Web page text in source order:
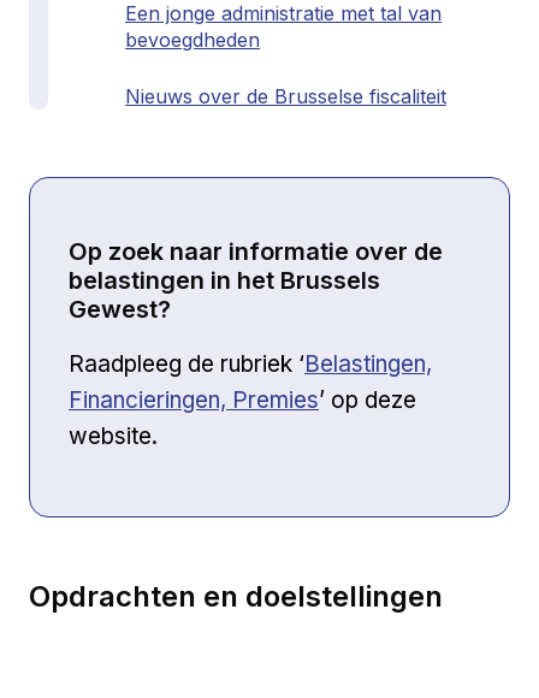
Een jonge administratie met tal van
bevoegdheden
Nieuws over de Brusselse fiscaliteit
Op zoek naar informatie over de
belastingen in het Brussels
Gewest?
Raadpleeg de rubriek ‘Externe link
Belastingen,
Financieringen, Premies’ op deze
website.
Opdrachten en doelstellingen